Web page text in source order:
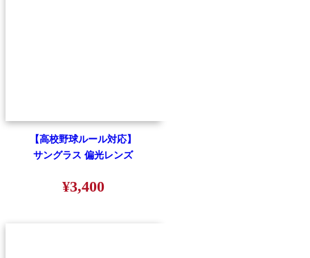
【高校野球ルール対応】
サングラス 偏光レンズ
¥3,400